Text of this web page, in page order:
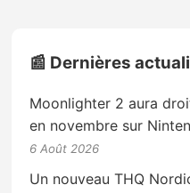
📰 Dernières
Moonlighter 2 aura
en novembre sur
6 Août 2026
Un nouveau THQ